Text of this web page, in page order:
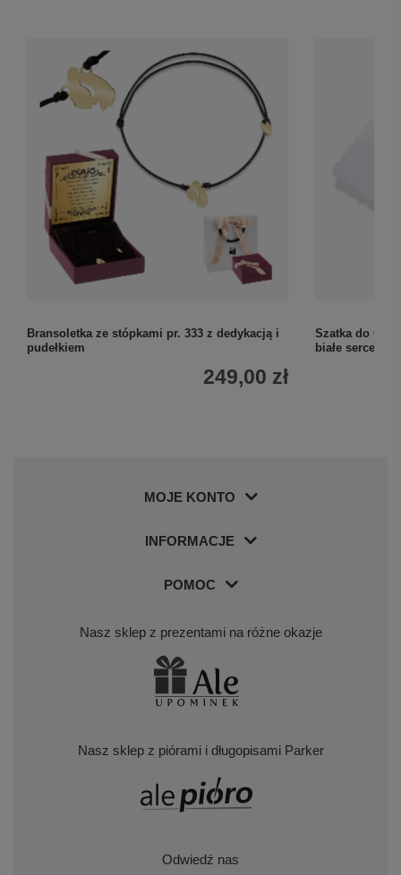
Bransoletka ze stópkami pr. 333 z dedykacją i
pudełkiem
249,00 zł
Szatka do
białe serce
MOJE KONTO
INFORMACJE
POMOC
Nasz sklep z prezentami na różne okazje
Nasz sklep z piórami i długopisami Parker
Odwiedź nas